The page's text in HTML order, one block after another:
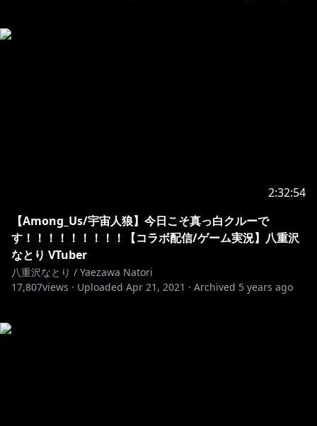
2:32:54
【Among_Us/宇宙人狼】今日こそ真っ白クルーで
す！！！！！！！！！【コラボ配信/ゲーム実況】八重沢
なとり VTuber
八重沢なとり / Yaezawa Natori
17,807views · Uploaded Apr 21, 2021 · Archived 5 years ago